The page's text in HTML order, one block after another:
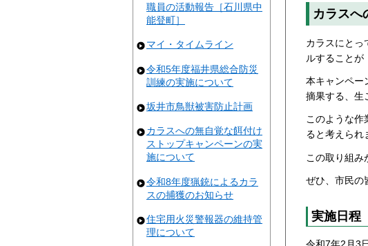
職員の活動報告［石川県中
能登町］
マイ・タイムライン
令和5年度福井県総合防災
訓練の実施について
坂井市鳥獣被害防止計画
カラスへの無自覚な餌付け
ストップキャンペーンの実
施について
令和8年度猟銃によるカラ
スの捕獲のお知らせ
住宅用火災警報器の維持管
理について
カラスへ
カラスにとっ
ルすることが
本キャンペー
摘果する、生
このような作
ると考えられ
この取り組み
ぜひ、市民の
実施日程